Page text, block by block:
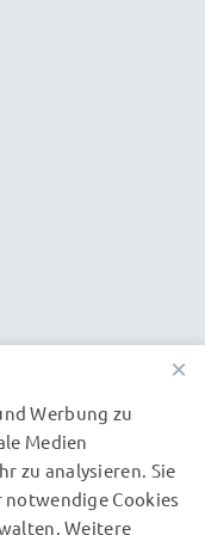
Temperaturen -
Jede der
getestet
oder
bieten eine
für Video-
2004 wissen wir,
und Batterien
×
Werbung zu
Medien
zu analysieren. Sie
Cookies
Weitere